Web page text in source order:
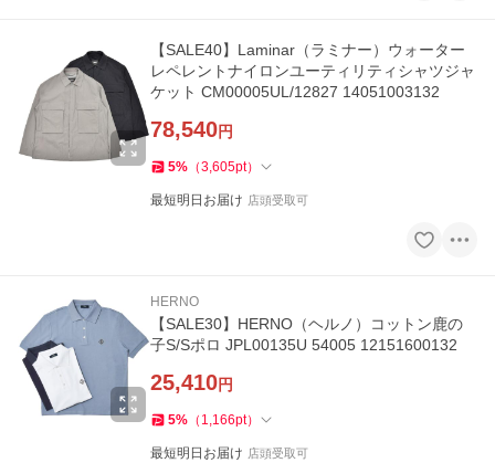
【SALE40】Laminar（ラミナー）ウォーター
レペレントナイロンユーティリティシャツジャ
ケット CM00005UL/12827 14051003132
78,540円
5% （3,605pt）
最短明日お届け 店頭受取可
HERNO
【SALE30】HERNO（ヘルノ）コットン鹿の
子S/Sポロ JPL00135U 54005 12151600132
25,410円
5% （ 1,166pt）
最短明日お届け 店頭受取可